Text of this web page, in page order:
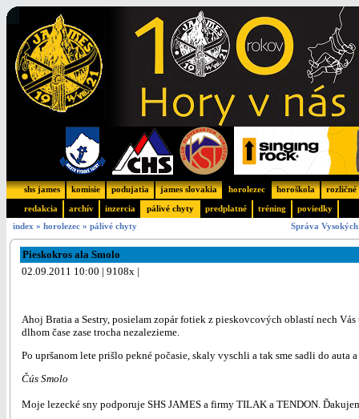
shs james komisie podujatia james slovakia horolezec horoškola rozličné
redakcia archív inzercia pálivé chyty predplatné tréning
poviedky
index » horolezec » pálivé chyty Správa
Pieskokros ala Smolo
02.09.2011 10:00 | 9108x |
Ahoj Bratia a Sestry, posielam zopár fotiek z pieskovcových oblastí nech
dlhom čase zase trocha nezalezieme.
Po upršanom lete prišlo pekné počasie, skaly vyschli a tak sme sadli do
Čús Smolo
Moje lezecké sny podporuje SHS JAMES a firmy TILAK a TENDON.